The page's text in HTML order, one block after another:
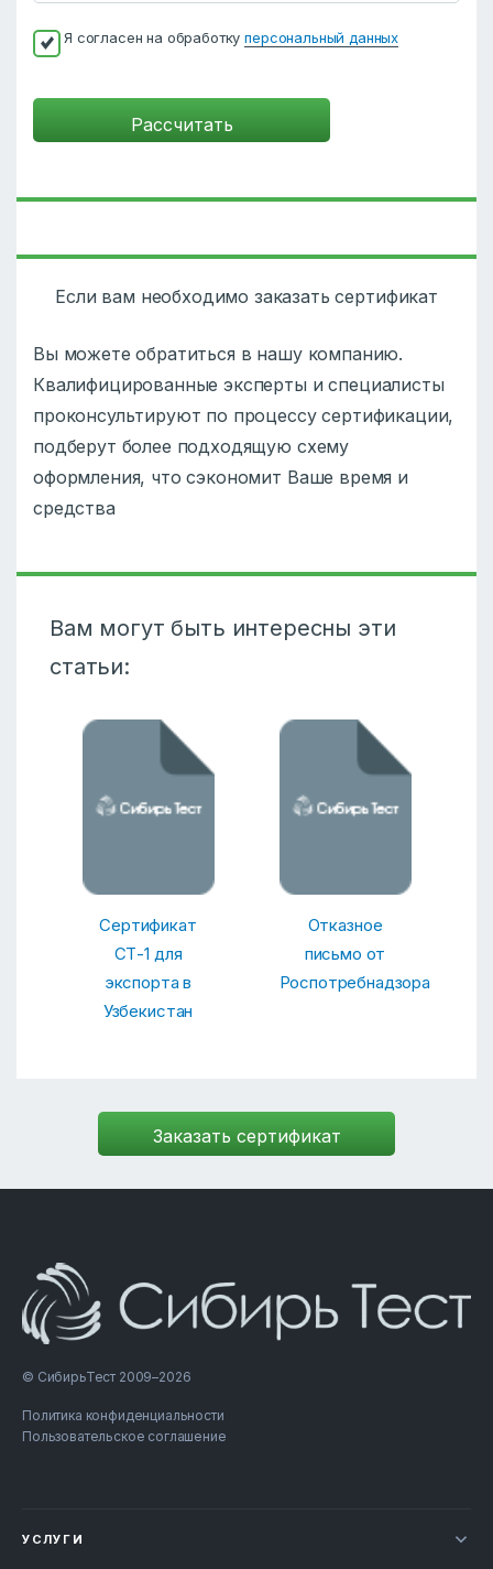
Я согласен на обработкуперсональный данных
Если вам необходимо заказать сертификат
Вы можете обратиться в нашу компанию.
Квалифицированные эксперты и специалисты
проконсультируют по процессу сертификации,
подберут более подходящую схему
оформления, что сэкономит Ваше время и
средства
Вам могут быть интересны эти
статьи:
Сертификат
СТ-1 для
экспорта в
Узбекистан
Отказное
письмо от
Роспотребнадзора
© СибирьТест 2009–2026
Политика конфиденциальности
Пользовательское соглашение
УСЛУГИ